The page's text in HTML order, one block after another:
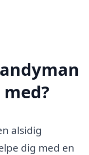
alsidig
dig med en